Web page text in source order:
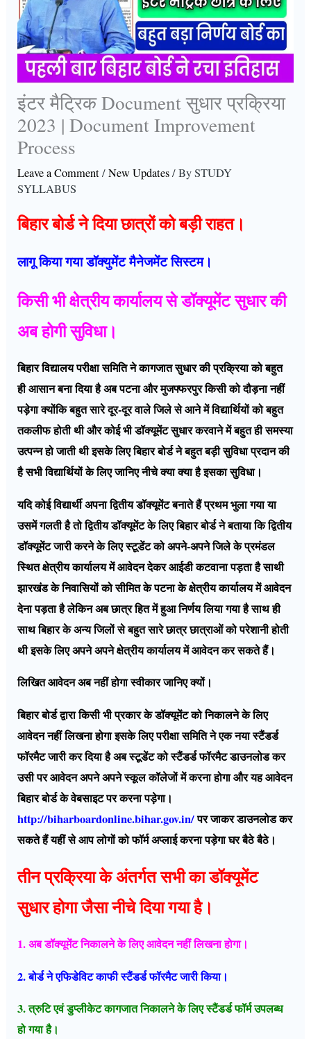
इंटर मैट्रिक Document सुधार प्रक्रिया
2023 | Document Improvement
Process
Leave a Comment/New Updates/ BySTUDY
SYLLABUS
बिहार बोर्ड ने दिया छात्रों को बड़ी राहत।
लागू किया गया डॉक्युमेंट मैनेजमेंट सिस्टम।
किसी भी क्षेत्रीय कार्यालय से डॉक्यूमेंट सुधार की
अब होगी सुविधा।
बिहार विद्यालय परीक्षा समिति ने कागजात सुधार की प्रक्रिया को बहुत
ही आसान बना दिया है अब पटना और मुजफ्फरपुर किसी को दौड़ना नहीं
पड़ेगा क्योंकि बहुत सारे दूर-दूर वाले जिले से आने में विद्यार्थियों को बहुत
तकलीफ होती थी और कोई भी डॉक्यूमेंट सुधार करवाने में बहुत ही समस्या
उत्पन्न हो जाती थी इसके लिए बिहार बोर्ड ने बहुत बड़ी सुविधा प्रदान की
है सभी विद्यार्थियों के लिए जानिए नीचे क्या क्या है इसका सुविधा।
यदि कोई विद्यार्थी अपना द्वितीय डॉक्यूमेंट बनाते हैं प्रथम भुला गया या
उसमें गलती है तो द्वितीय डॉक्यूमेंट के लिए बिहार बोर्ड ने बताया कि द्वितीय
डॉक्यूमेंट जारी करने के लिए स्टूडेंट को अपने-अपने जिले के प्रमंडल
स्थित क्षेत्रीय कार्यालय में आवेदन देकर आईडी कटवाना पड़ता है साथी
झारखंड के निवासियों को सीमित के पटना के क्षेत्रीय कार्यालय में आवेदन
देना पड़ता है लेकिन अब छात्र हित में हुआ निर्णय लिया गया है साथ ही
साथ बिहार के अन्य जिलों से बहुत सारे छात्र छात्राओं को परेशानी होती
थी इसके लिए अपने अपने क्षेत्रीय कार्यालय में आवेदन कर सकते हैं।
लिखित आवेदन अब नहीं होगा स्वीकार जानिए क्यों।
बिहार बोर्ड द्वारा किसी भी प्रकार के डॉक्यूमेंट को निकालने के लिए
आवेदन नहीं लिखना होगा इसके लिए परीक्षा समिति ने एक नया स्टैंडर्ड
फॉरमैट जारी कर दिया है अब स्टूडेंट को स्टैंडर्ड फॉरमैट डाउनलोड कर
उसी पर आवेदन अपने अपने स्कूल कॉलेजों में करना होगा और यह आवेदन
बिहार बोर्ड के वेबसाइट पर करना पड़ेगा।
http://biharboardonline.bihar.gov.in/पर जाकर डाउनलोड कर
सकते हैं यहीं से आप लोगों को फॉर्म अप्लाई करना पड़ेगा घर बैठे बैठे।
तीन प्रक्रिया के अंतर्गत सभी का डॉक्यूमेंट
सुधार होगा जैसा नीचे दिया गया है।
1. अब डॉक्यूमेंट निकालने के लिए आवेदन नहीं लिखना होगा।
2. बोर्ड ने एफिडेविट काफी स्टैंडर्ड फॉरमैट जारी किया।
3. त्रुटि एवं डुप्लीकेट कागजात निकालने के लिए स्टैंडर्ड फॉर्म उपलब्ध
हो गया है।